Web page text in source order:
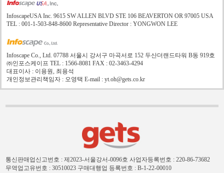
InfoscapeUSA Inc. 9615 SW ALLEN BLVD STE 106 BEAVERTON OR 97005 USA
TEL : 001-1-503-848-8600 Representative Director : YONGWON LEE
Infoscape Co., Ltd. 07788 서울시 강서구 마곡서로 152 두산더랜드타워 B동 919호
㈜인포스케이프 TEL : 1566-8081 FAX : 02-3463-4294
대표이사 : 이용원, 최용석
개인정보관리책임자 : 오영택 E-mail : yt.oh@gets.co.kr
통신판매업신고번호 : 제2023-서울강서-0096호 사업자등록번호 : 220-86-73682
무역업고유번호 : 30510023 구매대행업 등록번호 : B-1-22-00010